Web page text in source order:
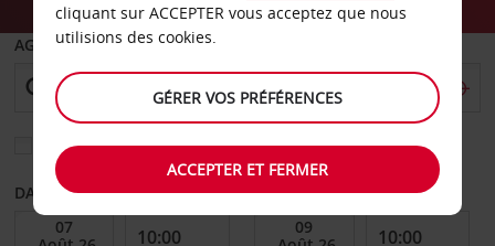
AGENCE DE DÉPART
Sélectionnez une autre agence de retour
DATE DE DÉBUT DATE DE FIN
cliquant sur ACCEPTER vous acceptez que nous
utilisions des cookies.
GÉRER VOS PRÉFÉRENCES
ACCEPTER ET FERMER